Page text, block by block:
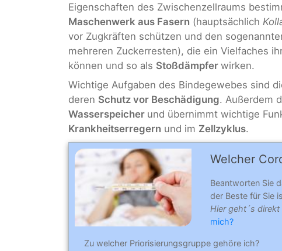
Eigenschaften des Zwischenzellraums
Maschenwerk aus Fasern (hauptsächlich
vor Zugkräften schützen und den
mehreren Zuckerresten), die ein Vielfaches
können und so als Stoßdämpfer wirken.
Wichtige Aufgaben des Bindegewebes sind
deren Schutz vor Beschädigung. Außerdem
Wasserspeicher und übernimmt wichtige
Krankheitserregern und im Zellzyklus.
Welcher
Beantworten Sie
der Beste für Sie
Hier geht´s direkt
mich?
Zu welcher Priorisierungsgruppe gehöre ich?